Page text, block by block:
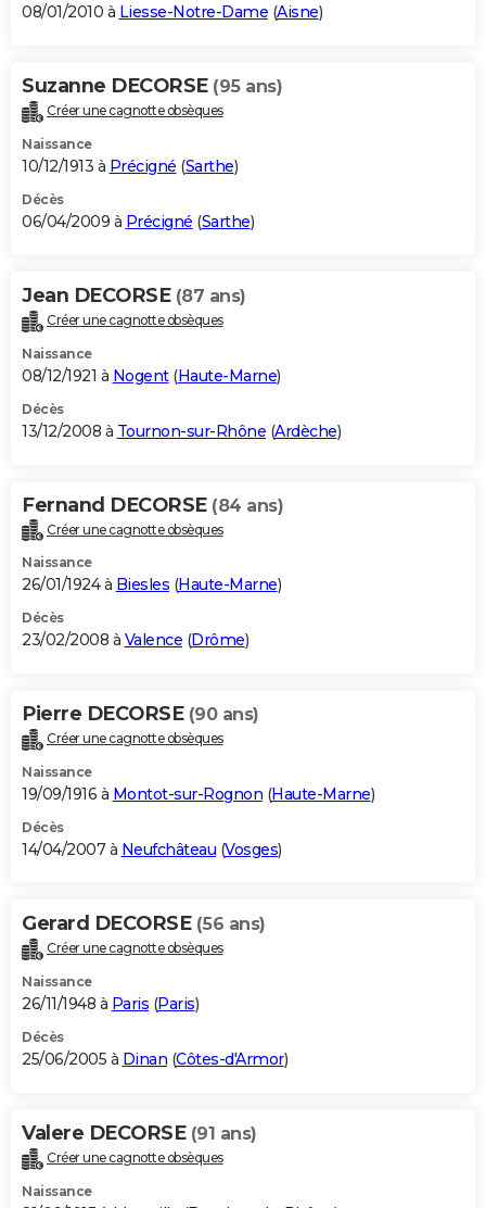
08/01/2010 à Liesse-Notre-Dame (Aisne)
Suzanne DECORSE (95 ans)
Créer une cagnotte obsèques
Naissance
10/12/1913 à Précigné (Sarthe)
Décès
06/04/2009 à Précigné (Sarthe)
Jean DECORSE (87 ans)
Créer une cagnotte obsèques
Naissance
08/12/1921 à Nogent(Haute-Marne)
Décès
13/12/2008 à Tournon-sur-Rhône (Ardèche)
Fernand DECORSE (84 ans)
Créer une cagnotte obsèques
Naissance
26/01/1924 à Biesles (Haute-Marne)
Décès
23/02/2008 à Valence (Drôme)
Pierre DECORSE (90 ans)
Créer une cagnotte obsèques
Naissance
19/09/1916 à Montot-sur-Rognon (Haute-Marne)
Décès
14/04/2007 à Neufchâteau (Vosges)
Gerard DECORSE (56 ans)
Créer une cagnotte obsèques
Naissance
26/11/1948 à Paris (Paris)
Décès
25/06/2005 à Dinan (Côtes-d'Armor)
Valere DECORSE (91 ans)
Créer une cagnotte obsèques
Naissance